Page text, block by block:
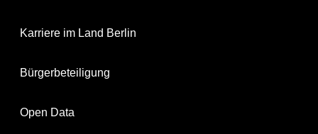
Karriere im Land Berlin
Bürgerbeteiligung
Open Data